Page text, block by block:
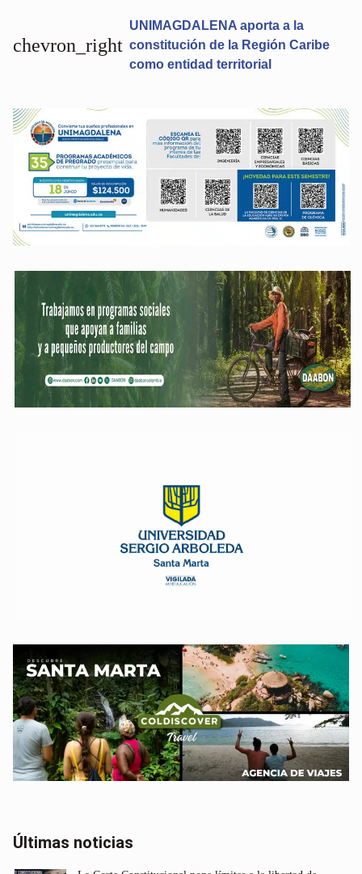
UNIMAGDALENA aporta a la
constitución de la Región Caribe
como entidad territorial
chevron_right
Últimas noticias